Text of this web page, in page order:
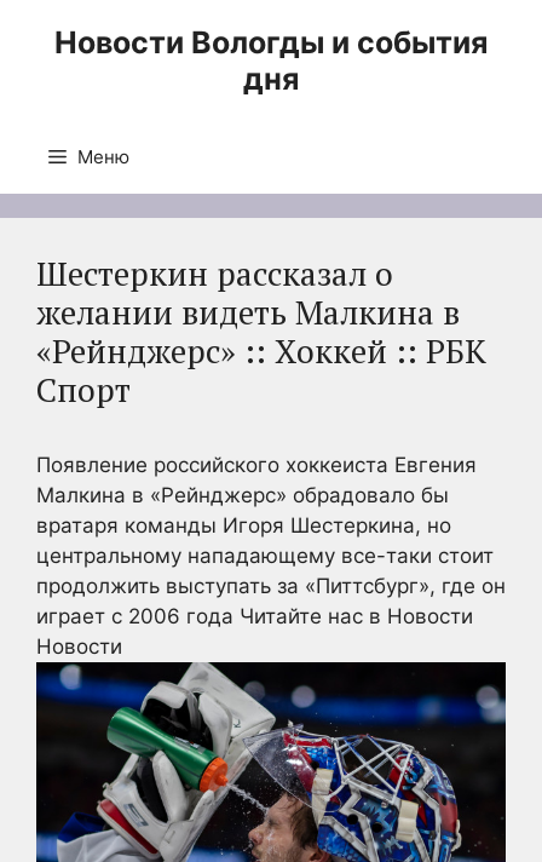
Новости Вологды и события
дня
Меню
Шестеркин рассказал о
желании видеть Малкина в
«Рейнджерс» :: Хоккей :: РБК
Спорт
Появление российского хоккеиста Евгения
Малкина в «Рейнджерс» обрадовало бы
вратаря команды Игоря Шестеркина, но
центральному нападающему все-таки стоит
продолжить выступать за «Питтсбург», где он
играет с 2006 года Читайте нас в Новости
Новости